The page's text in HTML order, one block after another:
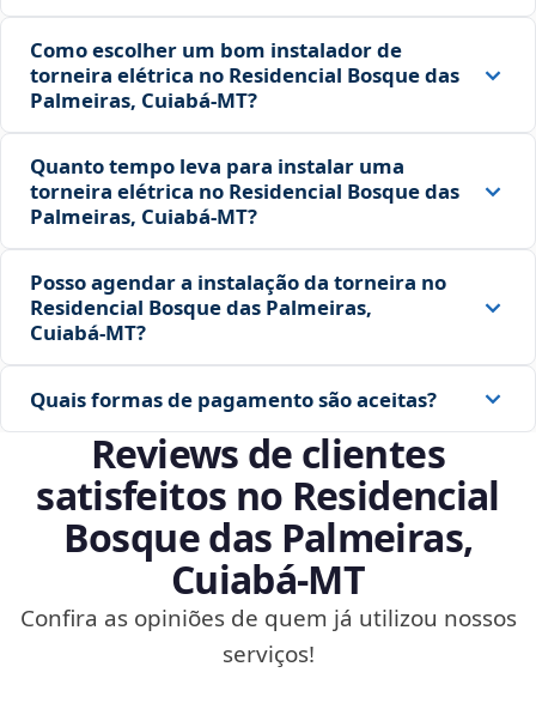
Como escolher um bom instalador de
torneira elétrica no Residencial Bosque das
Palmeiras, Cuiabá‑MT?
Quanto tempo leva para instalar uma
torneira elétrica no Residencial Bosque das
Palmeiras, Cuiabá‑MT?
Posso agendar a instalação da torneira no
Residencial Bosque das Palmeiras,
Cuiabá‑MT?
Quais formas de pagamento são aceitas?
Reviews de clientes
satisfeitos no Residencial
Bosque das Palmeiras,
Cuiabá‑MT
Confira as opiniões de quem já utilizou nossos
serviços!